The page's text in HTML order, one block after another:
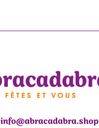
info@abracadabra.shop